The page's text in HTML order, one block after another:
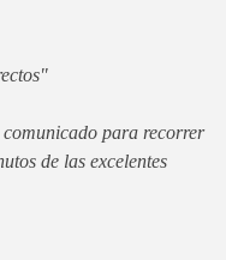
comunicado para recorrer
de las excelentes